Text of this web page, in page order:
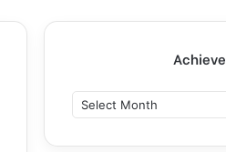
Achieve
c